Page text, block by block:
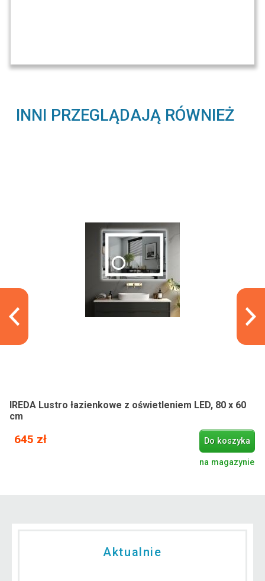
INNI PRZEGLĄDAJĄ RÓWNIEŻ
IREDA Lustro łazienkowe z oświetleniem LED, 80 x 60
cm
645 zł Do koszyka
na magazynie
Aktualnie